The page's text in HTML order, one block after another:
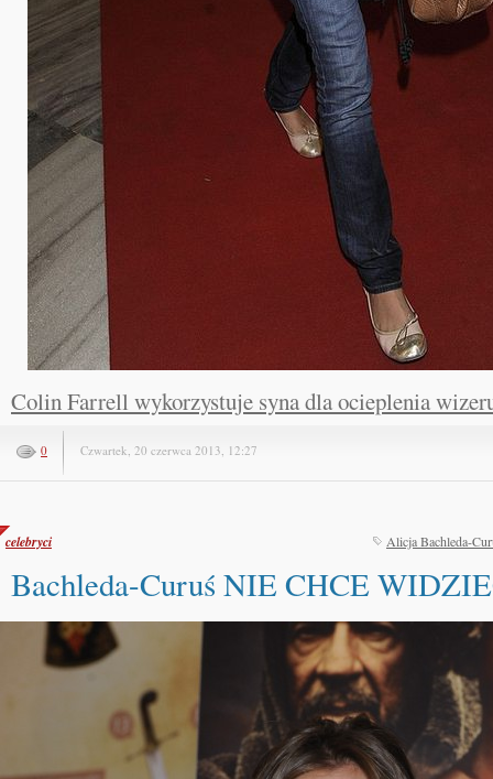
Colin Farrell wykorzystuje syna dla ocieplenia
0 Czwartek, 20 czerwca 2013, 12:27
celebryci Alicja Bachleda-
Bachleda-Curuś NIE CHCE